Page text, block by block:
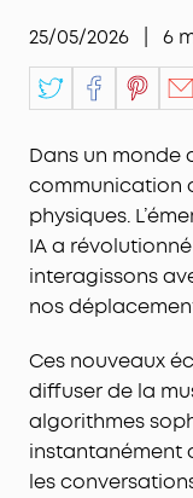
25/05/2026 6
Dans un monde
communication
physiques.
IA a
interagissons
nos
Ces nouveaux
diffuser de la
algorithmes
instantanément
les